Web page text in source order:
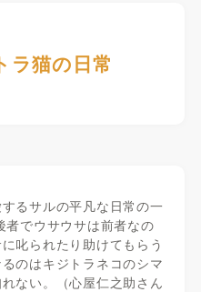
ラ猫の日常
るサルの平凡な日常の一
者でウサウサは前者なの
叱られたり助けてもらう
のはキジトラネコのシマ
ない。（心屋仁之助さん